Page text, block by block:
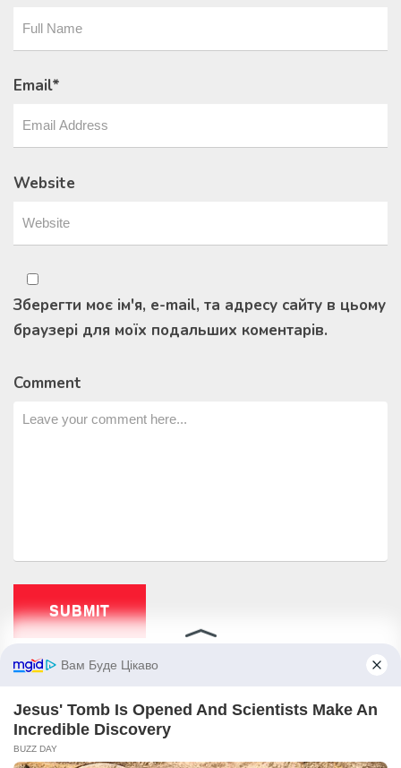
Email*
Website
Зберегти моє ім'я, e-mail, та адресу сайту в цьому
браузері для моїх подальших коментарів.
Comment